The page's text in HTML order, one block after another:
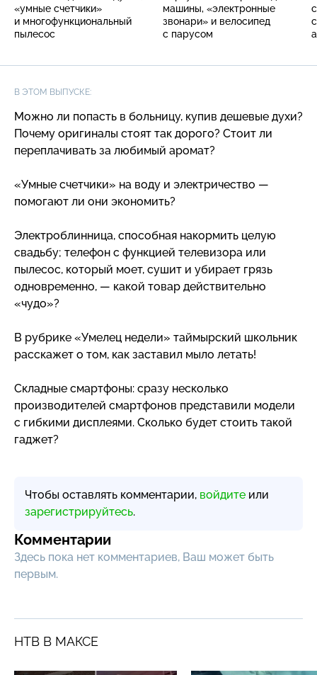
«умные счетчики»
и многофункциональный
пылесос
машины, «электронные
звонари» и велосипед
с парусом
В ЭТОМ ВЫПУСКЕ:
Можно ли попасть в больницу, купив дешевые духи?
Почему оригиналы стоят так дорого? Стоит ли
переплачивать за любимый аромат?
«Умные счетчики» на воду и электричество —
помогают ли они экономить?
Электроблинница, способная накормить целую
свадьбу; телефон с функцией телевизора или
пылесос, который моет, сушит и убирает грязь
одновременно, — какой товар действительно
«чудо»?
В рубрике «Умелец недели» таймырский школьник
расскажет о том, как заставил мыло летать!
Складные смартфоны: сразу несколько
производителей смартфонов представили модели
с гибкими дисплеями. Сколько будет стоить такой
гаджет?
Чтобы оставлять комментарии, войдите или
зарегистрируйтесь.
Комментарии
Здесь пока нет комментариев, Ваш может быть
первым.
НТВ В МАКСЕ